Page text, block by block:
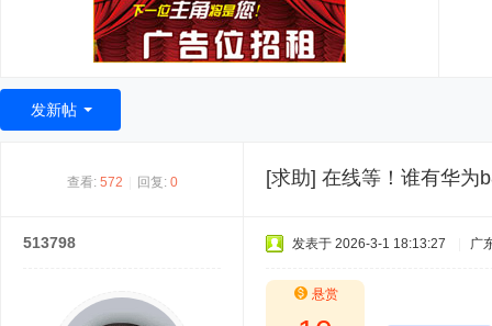
术
发新帖
查看: 572 回复: 0 [求助] 在线等！谁有华为
513798 发表于 2026-3-1 18:13:27 广
悬赏